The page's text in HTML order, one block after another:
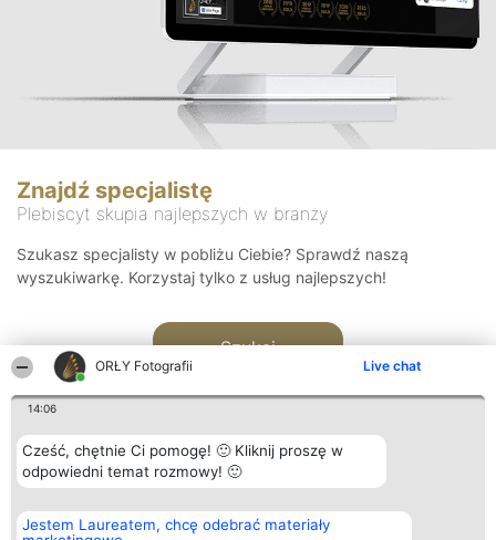
ORŁY Fotografii Live chat
14:06
Cześć, chętnie Ci pomogę! 🙂 Kliknij proszę w
odpowiedni temat rozmowy! 🙂
Jestem Laureatem, chcę odebrać materiały
Znajdź specjalistę
Plebiscyt skupia najlepszych w branży
Szukasz specjalisty w pobliżu Ciebie? Sprawdź naszą
wyszukiwarkę. Korzystaj tylko z usług najlepszych!
Szukaj
Organizator plebiscytu
Bright Side Solutions sp. z o.
Plebiscyt
Laureaci
Kontakt
Kontakt